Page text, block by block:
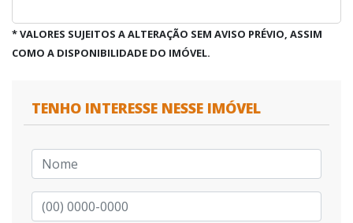
* VALORES SUJEITOS A ALTERAÇÃO SEM AVISO PRÉVIO, ASSIM
COMO A DISPONIBILIDADE DO IMÓVEL.
TENHO INTERESSE NESSE IMÓVEL